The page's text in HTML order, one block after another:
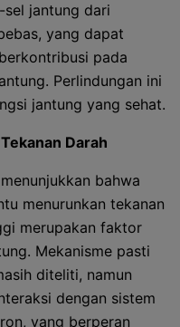
sel jantung dari
yang dapat
pada
Perlindungan ini
jantung yang sehat.
Darah
bahwa
menurunkan tekanan
merupakan faktor
Mekanisme pasti
diteliti, namun
dengan sistem
yang berperan